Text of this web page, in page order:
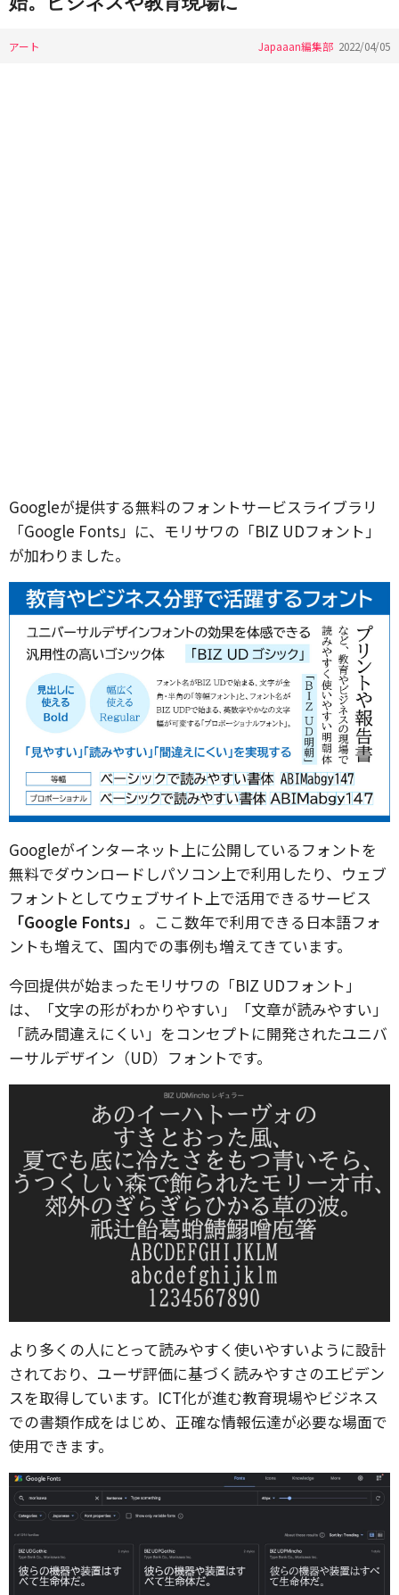
アート Japaaan編集部 2022/04/05
Googleが提供する無料のフォントサービスライブラリ
「Google Fonts」に、モリサワの「BIZ UDフォント」
が加わりました。
Googleがインターネット上に公開しているフォントを
無料でダウンロードしパソコン上で利用したり、ウェブ
フォントとしてウェブサイト上で活用できるサービス
「Google Fonts」 。ここ数年で利用できる日本語フォ
ントも増えて、国内での事例も増えてきています。
今回提供が始まったモリサワの「BIZ UDフォント」
は、「文字の形がわかりやすい」「文章が読みやすい」
「読み間違えにくい」をコンセプトに開発されたユニバ
ーサルデザイン（UD）フォントです。
より多くの人にとって読みやすく使いやすいように設計
されており、ユーザ評価に基づく読みやすさのエビデン
スを取得しています。ICT化が進む教育現場やビジネス
での書類作成をはじめ、正確な情報伝達が必要な場面で
使用できます。